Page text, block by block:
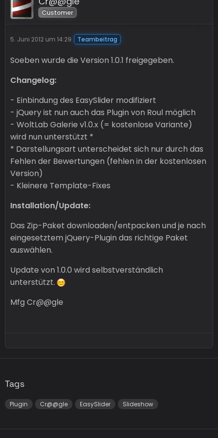
Customer
5. Juni 2012 um 14:29 Teambeitrag
Soeben wurde die Version 1.0.1 freigegeben.
Changelog:
- Einbindung des EasySlider modifiziert
- jQuery ist nun auch das Plugin von Roul möglich
- WoltLab Galerie v1.0.x (= kostenlose Variante)
wird nun unterstützt *
* Darstellungsart unterscheidet sich nur durch das
Fehlen der Bewertungen (fehlen in der kostenlosen
Version)
- Kleinere Template-Fixes
Installation/Update:
Das Zip-Paket downloaden/entpacken und je nach
eingesetztem jQuery-Plugin das richtige Paket
auswählen.
Update von 1.0.0 wird selbstverständlich
unterstützt.
Mfg Cr@@gle
Tags
Plugin Cr@@gle EasySlider Slideshow